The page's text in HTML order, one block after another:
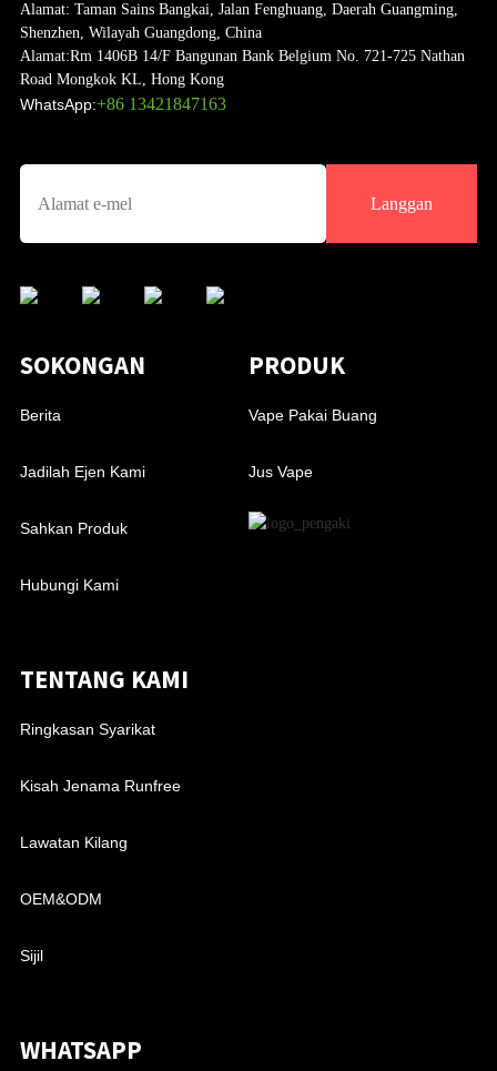
Alamat: Taman Sains Bangkai, Jalan Fenghuang, Daerah Guangming,
Shenzhen, Wilayah Guangdong, China
Alamat:Rm 1406B 14/F Bangunan Bank Belgium No. 721-725 Nathan
Road Mongkok KL, Hong Kong
WhatsApp:+86 13421847163
Langgan
SOKONGAN
Berita
Jadilah Ejen Kami
Sahkan Produk
Hubungi Kami
PRODUK
Vape Pakai Buang
Jus Vape
TENTANG KAMI
Ringkasan Syarikat
Kisah Jenama Runfree
Lawatan Kilang
OEM&ODM
Sijil
WHATSAPP